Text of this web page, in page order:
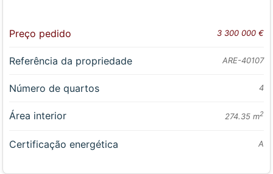
Preço pedido 3 300 000 €
Referência da propriedade ARE-40107
Número de quartos 4
Área interior 274.35 m2
Certificação energética A